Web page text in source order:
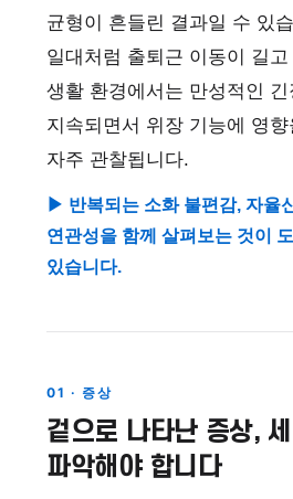
균형이 흔들린 결과일 수 있
일대처럼 출퇴근 이동이 길
생활 환경에서는 만성적인
지속되면서 위장 기능에 영
자주 관찰됩니다.
▶ 반복되는 소화 불편감, 자율
연관성을 함께 살펴보는 것이
있습니다.
01 · 증상
겉으로 나타난 증상, 세
파악해야 합니다